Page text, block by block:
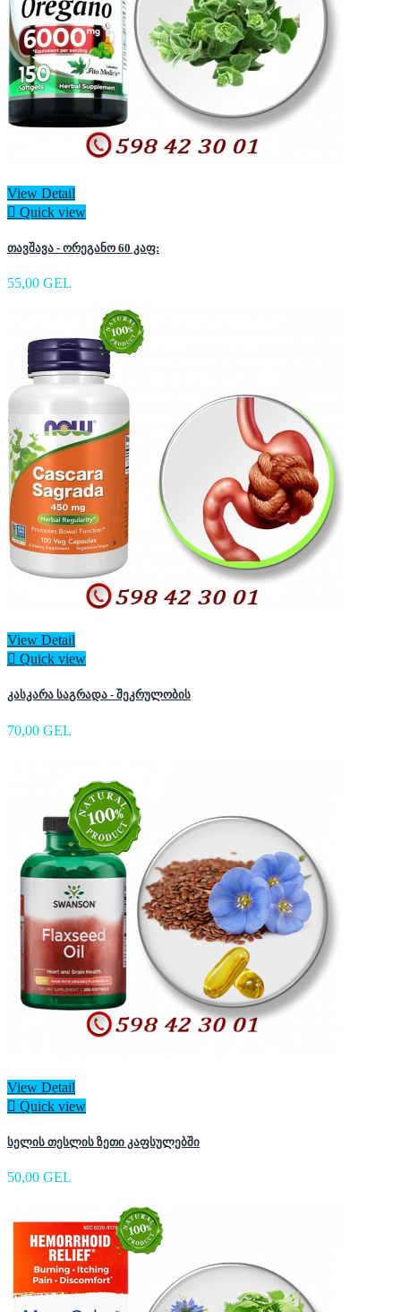
View Detail
 Quick view
თავშავა - ორეგანო 60 კაფ:
55,00 GEL
View Detail
 Quick view
კასკარა საგრადა - შეკრულობის
70,00 GEL
View Detail
 Quick view
სელის თესლის ზეთი კაფსულებში
50,00 GEL